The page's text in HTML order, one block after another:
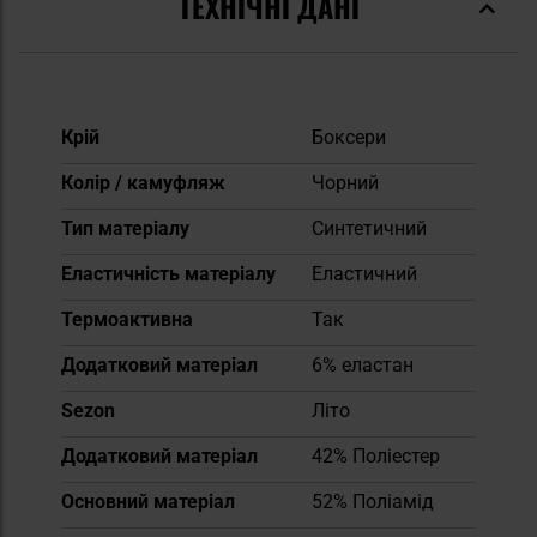
Докладніше
Крій
Боксери
Колір / камуфляж
Чорний
Тип матеріалу
Синтетичний
Еластичність матеріалу
Еластичний
Термоактивна
Так
Додатковий матеріал
6% еластан
Sezon
Літо
Додатковий матеріал
42% Поліестер
Основний матеріал
52% Поліамід